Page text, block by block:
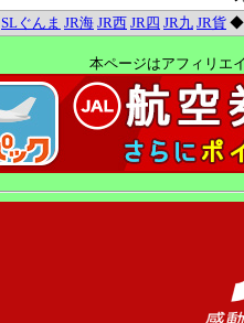
SLぐんま JR海 JR西 JR四 JR九 JR貨
本ページはアフィリエ